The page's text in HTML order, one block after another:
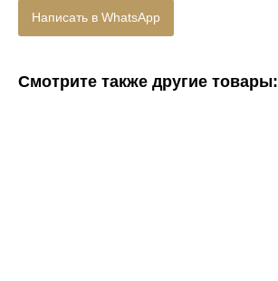
Написать в WhatsApp
Смотрите также другие товары: